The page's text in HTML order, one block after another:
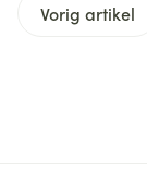
Vorig artikel